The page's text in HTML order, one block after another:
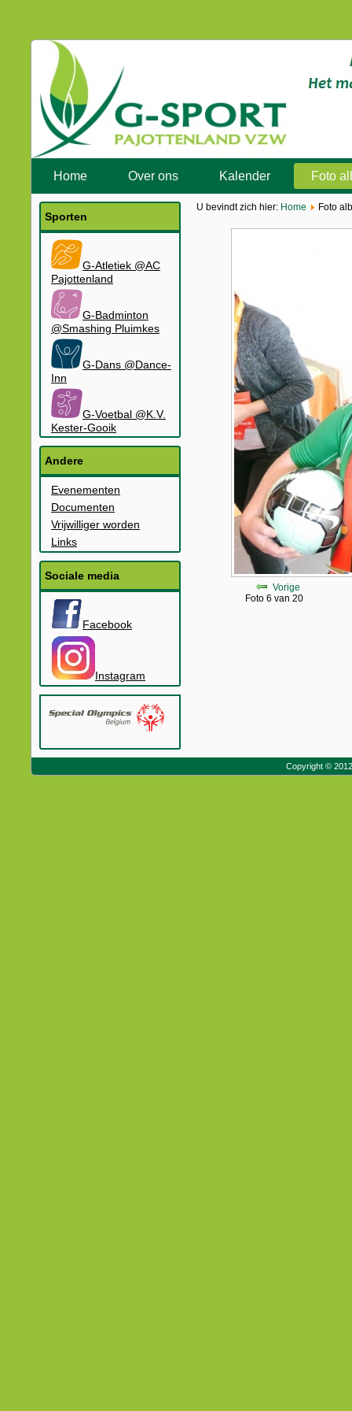
Home Over ons Kalender Foto
Sporten
G-Atletiek @AC
Pajottenland
G-Badminton
@Smashing Pluimkes
G-Dans @Dance-
Inn
G-Voetbal @K.V.
Kester-Gooik
Andere
Evenementen
Documenten
Vrijwilliger worden
Links
Sociale media
Facebook
Instagram
U bevindt zich hier: Home Foto
Vorige
Foto 6 van 20
Copyright ©